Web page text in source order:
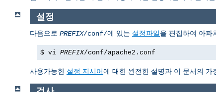
설정
다음으로 PREFIX/conf/에 있는 설정파일을 편집하여 아파
$ vi PREFIX/conf/apache2.conf
사용가능한 설정 지시어에 대한 완전한 설명과 이 문서의 가